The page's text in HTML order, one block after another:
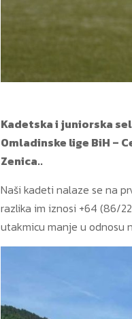
Kadetska i juniorska
Omladinske lige BiH –
Zenica..
Naši kadeti nalaze se na
razlika im iznosi +64 (86/
utakmicu manje u odnosu